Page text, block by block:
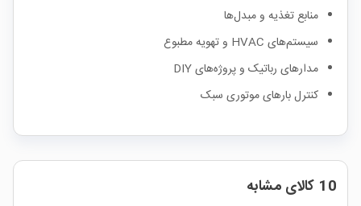
منابع تغذیه و مبدل‌ها
سیستم‌های HVAC و تهویه مطبوع
مدارهای رباتیک و پروژه‌های DIY
کنترل بارهای موتوری سبک
10 کالای مشابه